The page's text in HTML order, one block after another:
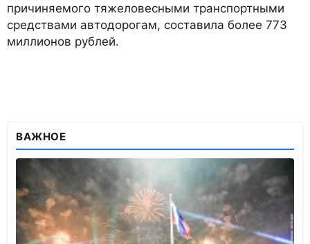
причиняемого тяжеловесными транспортными
средствами автодорогам, составила более 773
миллионов рублей.
ВАЖНОЕ